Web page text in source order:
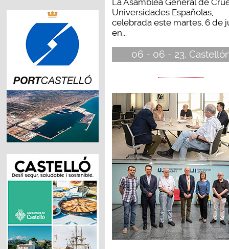
La Asamblea General de
Universidades Españolas,
celebrada este martes, 6 de
en...
06 - 06 - 23,